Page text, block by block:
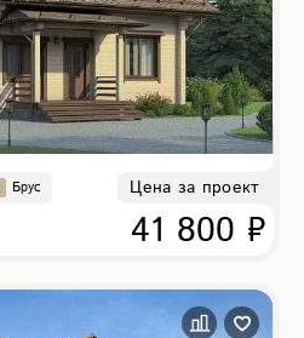
Брус Цена за проект
41 800 ₽